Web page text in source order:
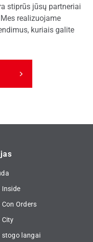
stiprūs jūsų partneriai
realizuojame
kuriais galite
Inside
Con Orders
City
stogo langai